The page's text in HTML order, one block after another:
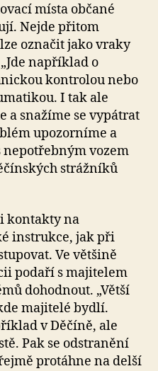
místa občané
Nejde přitom
označit jako vraky
například o
kontrolou nebo
I tak ale
a snažíme se vypátrat
upozorníme a
vozem
strážníků
kontakty na
instrukce, jak při
Ve většině
podaří s majitelem
dohodnout. „Větší
majitelé bydlí.
v Děčíně, ale
Pak se odstranění
protáhne na delší